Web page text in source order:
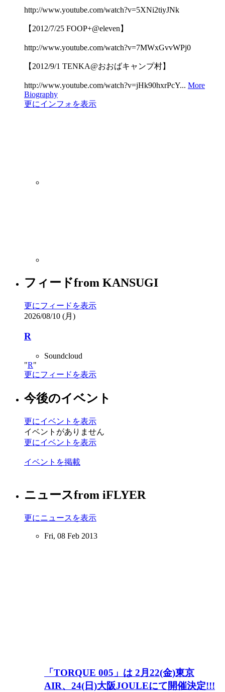
http://www.youtube.com/watch?v=5XNi2tiyJNk
【2012/7/25 FOOP+@eleven】
http://www.youtube.com/watch?v=7MWxGvvWPj0
【2012/9/1 TENKA@おおばキャンプ村】
http://www.youtube.com/watch?v=jHk90hxrPcY... More
Biography
更にインフォを表示
フィードfrom KANSUGI
更にフィードを表示
2026/08/10 (月)
R
Soundcloud
R
更にフィードを表示
今後のイベント
更にイベントを表示
イベントがありません
更にイベントを表示
イベントを掲載
ニュースfrom iFLYER
更にニュースを表示
Fri, 08 Feb 2013
「TORQUE 005」は 2月22(金)東京
AIR、24(日)大阪JOULEにて開催決定!!!